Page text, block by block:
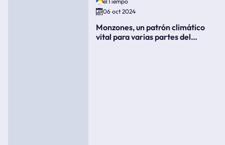
06 oct 2024
Monzones, un patrón climático
vital para varias partes del